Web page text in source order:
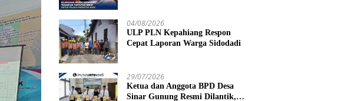
Vonis Hakim 18 Tahun Penjara
04/08/2026
ULP PLN Kepahiang Respon
Cepat Laporan Warga Sidodadi
29/07/2026
Ketua dan Anggota BPD Desa
Sinar Gunung Resmi Dilantik,